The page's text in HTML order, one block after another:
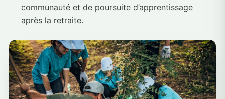
communauté et de poursuite d’apprentissage
après la retraite.